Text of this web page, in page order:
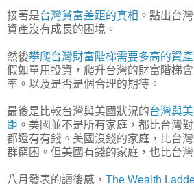
接著是台灣貧富差距的真相 。點出台
資產沒有成長的困境。
然後攀爬台灣財富階梯需要多高的資
假如單用投資，爬升台灣的財富階梯
率。以及是否是個合理的期待。
最後是比較台灣與美國狀況的台灣與
距 。美國並不是所有家庭，都比台灣
都還有有錢。美國沒錢的家庭，比台
群窮困。但美國有錢的家庭，也比台
八月發表的讀後感， The Wealth